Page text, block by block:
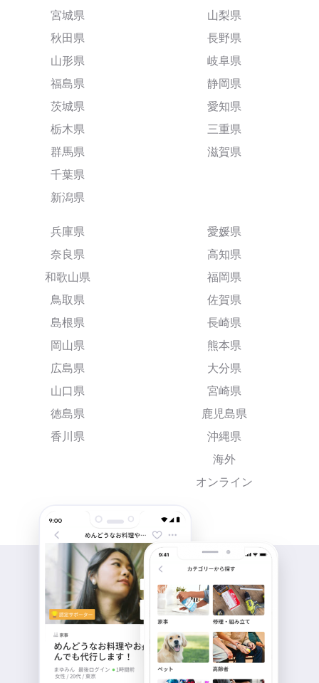
宮城県
秋田県
山形県
福島県
茨城県
栃木県
群馬県
千葉県
新潟県
山梨県
長野県
岐阜県
静岡県
愛知県
三重県
滋賀県
兵庫県
奈良県
和歌山県
鳥取県
島根県
岡山県
広島県
山口県
徳島県
香川県
愛媛県
高知県
福岡県
佐賀県
長崎県
熊本県
大分県
宮崎県
鹿児島県
沖縄県
海外
オンライン